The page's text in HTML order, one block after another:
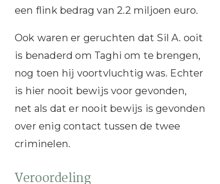
een flink bedrag van 2.2 miljoen euro.
Ook waren er geruchten dat Sil A. ooit
is benaderd om Taghi om te brengen,
nog toen hij voortvluchtig was. Echter
is hier nooit bewijs voor gevonden,
net als dat er nooit bewijs is gevonden
over enig contact tussen de twee
criminelen.
Veroordeling